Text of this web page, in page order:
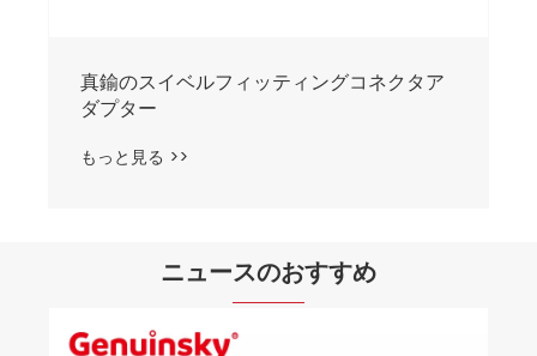
真鍮のスイベルフィッティングコネクタア
ダプター
もっと見る >>
ニュースのおすすめ